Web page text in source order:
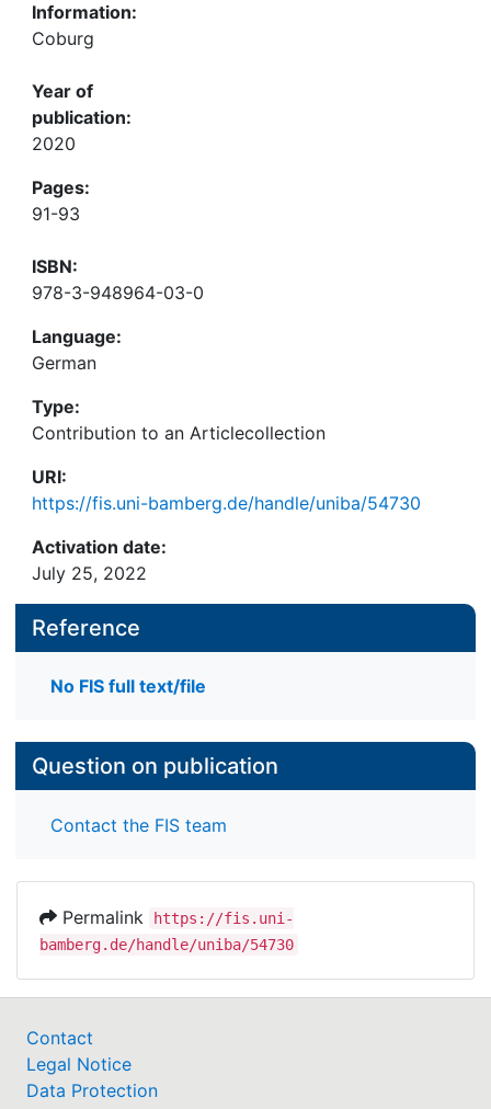
Information:
Coburg
Year of
publication:
2020
Pages:
91-93
ISBN:
978-3-948964-03-0
Language:
German
Type:
Contribution to an Articlecollection
URI:
https://fis.uni-bamberg.de/handle/uniba/54730
Activation date:
July 25, 2022
Reference
No FIS full text/file
Question on publication
Contact the FIS team
Permalink
https://fis.uni-
bamberg.de/handle/uniba/54730
Contact
Legal Notice
Data Protection